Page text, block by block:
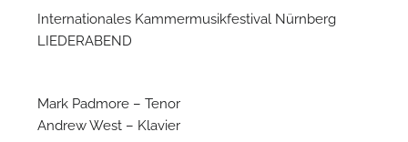
Internationales Kammermusikfestival Nürnberg
LIEDERABEND
Mark Padmore – Tenor
Andrew West – Klavier